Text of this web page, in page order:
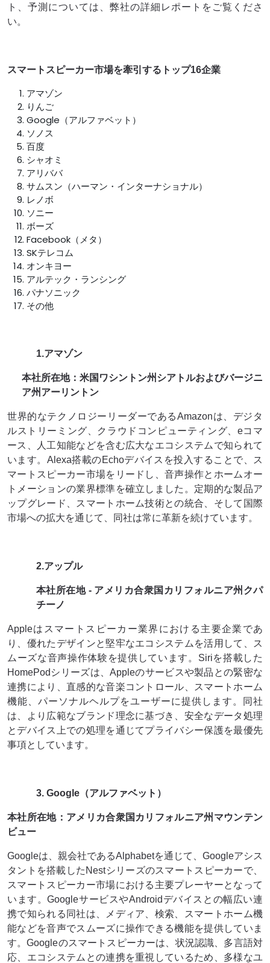
ト、予測については、弊社の詳細レポートをご覧くださ
い。
スマートスピーカー市場を牽引するトップ16企業
アマゾン
りんご
Google（アルファベット）
ソノス
百度
シャオミ
アリババ
サムスン（ハーマン・インターナショナル）
レノボ
ソニー
ボーズ
Facebook（メタ）
SKテレコム
オンキヨー
アルテック・ランシング
パナソニック
その他
1.アマゾン
本社所在地：米国ワシントン州シアトルおよびバージニ
ア州アーリントン
世界的なテクノロジーリーダーであるAmazonは、デジタ
ルストリーミング、クラウドコンピューティング、eコマ
ース、人工知能などを含む広大なエコシステムで知られて
います。Alexa搭載のEchoデバイスを投入することで、ス
マートスピーカー市場をリードし、音声操作とホームオー
トメーションの業界標準を確立しました。定期的な製品ア
ップグレード、スマートホーム技術との統合、そして国際
市場への拡大を通じて、同社は常に革新を続けています。
2.アップル
本社所在地 - アメリカ合衆国カリフォルニア州クパ
チーノ
Appleはスマートスピーカー業界における主要企業であ
り、優れたデザインと堅牢なエコシステムを活用して、ス
ムーズな音声操作体験を提供しています。Siriを搭載した
HomePodシリーズは、Appleのサービスや製品との緊密な
連携により、直感的な音楽コントロール、スマートホーム
機能、パーソナルヘルプをユーザーに提供します。同社
は、より広範なブランド理念に基づき、安全なデータ処理
とデバイス上での処理を通じてプライバシー保護を最優先
事項としています。
3. Google（アルファベット）
本社所在地：アメリカ合衆国カリフォルニア州マウンテン
ビュー
Googleは、親会社であるAlphabetを通じて、Googleアシス
タントを搭載したNestシリーズのスマートスピーカーで、
スマートスピーカー市場における主要プレーヤーとなって
います。GoogleサービスやAndroidデバイスとの幅広い連
携で知られる同社は、メディア、検索、スマートホーム機
能などを音声でスムーズに操作できる機能を提供していま
す。Googleのスマートスピーカーは、状況認識、多言語対
応、エコシステムとの連携を重視しているため、多様なユ